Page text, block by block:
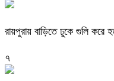
রায়পুরায় বাড়িতে ঢুকে গুলি করে
৭